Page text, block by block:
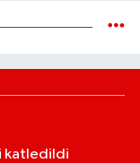
katledildi